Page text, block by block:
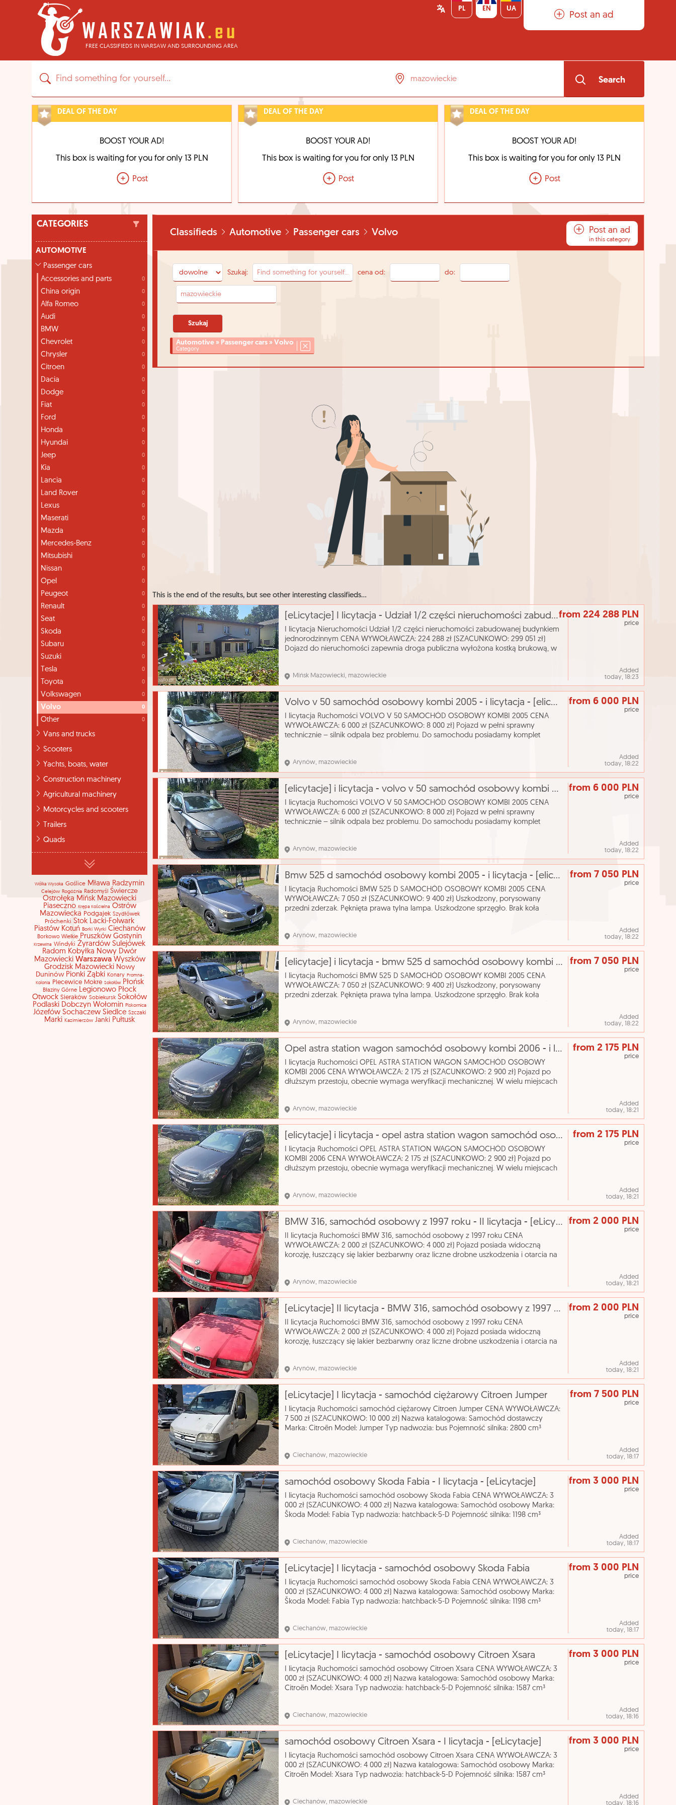
FREE CLASSIFIEDS IN WARSAW AND SURROUNDING AREA
Post an ad
PL EN UA
Search
DEAL OF THE DAY
BOOST YOUR AD!
This box is waiting for you for only 13 PLN
Post
DEAL OF THE DAY
BOOST YOUR AD!
This box is waiting for you for only 13 PLN
Post
DEAL OF THE DAY
BOOST YOUR AD!
This box is waiting for you for only 13 PLN
Post
CATEGORIES
AUTOMOTIVE
Passenger cars
Accessories and parts
0
China origin 0
Alfa Romeo 0
Audi 0
BMW 0
Chevrolet 0
Chrysler 0
Citroen 0
Dacia 0
Dodge 0
Fiat 0
Ford 0
Honda 0
Hyundai 0
Jeep 0
Kia 0
Lancia 0
Land Rover 0
Lexus 0
Maserati 0
Mazda 0
Mercedes-Benz 0
Mitsubishi 0
Nissan 0
Opel 0
Peugeot 0
Renault 0
Seat 0
Skoda 0
Subaru 0
Suzuki 0
Tesla 0
Toyota 0
Volkswagen 0
Volvo 0
Other 0
Vans and trucks
Scooters
Yachts, boats, water
Construction machinery
Agricultural machinery
Motorcycles and scooters
Trailers
Quads
Wólka Wysoka Goślice Mława Radzymin
Celejów Rogóźnia Radomyśl Świercze
Ostrołęka Mińsk Mazowiecki
Piaseczno
Krępa Kościelna Ostrów
Mazowiecka Podgajek Szydłówek
Próchenki Stok Lacki-Folwark
Piastów Kotuń Borki-Wyrki Ciechanów
Borkowo Wielkie Pruszków Gostynin
Krzewina Windyki Żyrardów Sulejówek
Radom Kobyłka Nowy Dwór
Mazowiecki Warszawa Wyszków
Grodzisk Mazowiecki Nowy
Duninów Pionki Ząbki Konary
Promna-
Kolonia
Plecewice Mokre Sokołów Płońsk
Błaziny Górne Legionowo Płock
Otwock Sieraków Sobiekursk Sokołów
Podlaski Dobczyn Wołomin Piskornica
Józefów Sochaczew Siedlce Szczaki
Marki Kazimierzów Janki Pułtusk
Classifieds Automotive Passenger cars Volvo Post an ad
in this category
Szukaj: cena od: do:
Automotive » Passenger cars » Volvo
Category
This is the end of the results, but see other interesting classifieds...
[eLicytacje] I licytacja - Udział 1/2 części nieruchomości zabudowanej budynkiem jednorodzinnym
I licytacja Nieruchomości Udział 1/2 części nieruchomości zabudowanej budynkiem
jednorodzinnym CENA WYWOŁAWCZA: 224 288 zł (SZACUNKOWO: 299 051 zł)
Dojazd do nieruchomości zapewnia droga publiczna wyłożona kostką brukową, w
from 224 288 PLN
price
Added
today, 18:23
Mińsk Mazowiecki, mazowieckie
Volvo v 50 samochód osobowy kombi 2005 - i licytacja - [elicytacje]
I licytacja Ruchomości VOLVO V 50 SAMOCHÓD OSOBOWY KOMBI 2005 CENA
WYWOŁAWCZA: 6 000 zł (SZACUNKOWO: 8 000 zł) Pojazd w pełni sprawny
technicznie – silnik odpala bez problemu. Do samochodu posiadamy komplet
from 6 000 PLN
price
Added
today, 18:22
Arynów, mazowieckie
[elicytacje] i licytacja - volvo v 50 samochód osobowy kombi 2005
I licytacja Ruchomości VOLVO V 50 SAMOCHÓD OSOBOWY KOMBI 2005 CENA
WYWOŁAWCZA: 6 000 zł (SZACUNKOWO: 8 000 zł) Pojazd w pełni sprawny
technicznie – silnik odpala bez problemu. Do samochodu posiadamy komplet
from 6 000 PLN
price
Added
today, 18:22
Arynów, mazowieckie
Bmw 525 d samochód osobowy kombi 2005 - i licytacja - [elicytacje]
I licytacja Ruchomości BMW 525 D SAMOCHÓD OSOBOWY KOMBI 2005 CENA
WYWOŁAWCZA: 7 050 zł (SZACUNKOWO: 9 400 zł) Uszkodzony, porysowany
przedni zderzak. Pęknięta prawa tylna lampa. Uszkodzone sprzęgło. Brak koła
from 7 050 PLN
price
Added
today, 18:22
Arynów, mazowieckie
[elicytacje] i licytacja - bmw 525 d samochód osobowy kombi 2005
I licytacja Ruchomości BMW 525 D SAMOCHÓD OSOBOWY KOMBI 2005 CENA
WYWOŁAWCZA: 7 050 zł (SZACUNKOWO: 9 400 zł) Uszkodzony, porysowany
przedni zderzak. Pęknięta prawa tylna lampa. Uszkodzone sprzęgło. Brak koła
from 7 050 PLN
price
Added
today, 18:22
Arynów, mazowieckie
Opel astra station wagon samochód osobowy kombi 2006 - i licytacja - [elicytacje]
I licytacja Ruchomości OPEL ASTRA STATION WAGON SAMOCHÓD OSOBOWY
KOMBI 2006 CENA WYWOŁAWCZA: 2 175 zł (SZACUNKOWO: 2 900 zł) Pojazd po
dłuższym przestoju, obecnie wymaga weryfikacji mechanicznej. W wielu miejscach
from 2 175 PLN
price
Added
today, 18:21
Arynów, mazowieckie
[elicytacje] i licytacja - opel astra station wagon samochód osobowy kombi 2006
I licytacja Ruchomości OPEL ASTRA STATION WAGON SAMOCHÓD OSOBOWY
KOMBI 2006 CENA WYWOŁAWCZA: 2 175 zł (SZACUNKOWO: 2 900 zł) Pojazd po
dłuższym przestoju, obecnie wymaga weryfikacji mechanicznej. W wielu miejscach
from 2 175 PLN
price
Added
today, 18:21
Arynów, mazowieckie
BMW 316, samochód osobowy z 1997 roku - II licytacja - [eLicytacje]
II licytacja Ruchomości BMW 316, samochód osobowy z 1997 roku CENA
WYWOŁAWCZA: 2 000 zł (SZACUNKOWO: 4 000 zł) Pojazd posiada widoczną
korozję, łuszczący się lakier bezbarwny oraz liczne drobne uszkodzenia i otarcia na
from 2 000 PLN
price
Added
today, 18:21
Arynów, mazowieckie
[eLicytacje] II licytacja - BMW 316, samochód osobowy z 1997 roku
II licytacja Ruchomości BMW 316, samochód osobowy z 1997 roku CENA
WYWOŁAWCZA: 2 000 zł (SZACUNKOWO: 4 000 zł) Pojazd posiada widoczną
korozję, łuszczący się lakier bezbarwny oraz liczne drobne uszkodzenia i otarcia na
from 2 000 PLN
price
Added
today, 18:21
Arynów, mazowieckie
[eLicytacje] I licytacja - samochód ciężarowy Citroen Jumper
I licytacja Ruchomości samochód ciężarowy Citroen Jumper CENA WYWOŁAWCZA:
7 500 zł (SZACUNKOWO: 10 000 zł) Nazwa katalogowa: Samochód dostawczy
Marka: Citroën Model: Jumper Typ nadwozia: bus Pojemność silnika: 2800 cm³
from 7 500 PLN
price
Added
today, 18:17
Ciechanów, mazowieckie
samochód osobowy Skoda Fabia - I licytacja - [eLicytacje]
I licytacja Ruchomości samochód osobowy Skoda Fabia CENA WYWOŁAWCZA: 3
000 zł (SZACUNKOWO: 4 000 zł) Nazwa katalogowa: Samochód osobowy Marka:
Škoda Model: Fabia Typ nadwozia: hatchback-5-D Pojemność silnika: 1198 cm³
from 3 000 PLN
price
Added
today, 18:17
Ciechanów, mazowieckie
[eLicytacje] I licytacja - samochód osobowy Skoda Fabia
I licytacja Ruchomości samochód osobowy Skoda Fabia CENA WYWOŁAWCZA: 3
000 zł (SZACUNKOWO: 4 000 zł) Nazwa katalogowa: Samochód osobowy Marka:
Škoda Model: Fabia Typ nadwozia: hatchback-5-D Pojemność silnika: 1198 cm³
from 3 000 PLN
price
Added
today, 18:17
Ciechanów, mazowieckie
[eLicytacje] I licytacja - samochód osobowy Citroen Xsara
I licytacja Ruchomości samochód osobowy Citroen Xsara CENA WYWOŁAWCZA: 3
000 zł (SZACUNKOWO: 4 000 zł) Nazwa katalogowa: Samochód osobowy Marka:
Citroën Model: Xsara Typ nadwozia: hatchback-5-D Pojemność silnika: 1587 cm³
from 3 000 PLN
price
Added
today, 18:16
Ciechanów, mazowieckie
samochód osobowy Citroen Xsara - I licytacja - [eLicytacje]
I licytacja Ruchomości samochód osobowy Citroen Xsara CENA WYWOŁAWCZA: 3
000 zł (SZACUNKOWO: 4 000 zł) Nazwa katalogowa: Samochód osobowy Marka:
Citroën Model: Xsara Typ nadwozia: hatchback-5-D Pojemność silnika: 1587 cm³
from 3 000 PLN
price
Added
today, 18:16
Ciechanów, mazowieckie